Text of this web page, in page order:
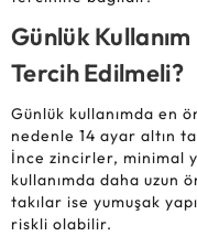
Günlük
Tercih Edilmeli?
Günlük kullanımda en
nedenle 14 ayar altın
İnce zincirler, minimal
kullanımda daha uzun
takılar ise yumuşak
riskli olabilir.